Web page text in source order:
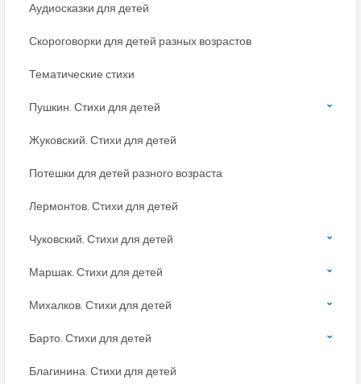
Аудиосказки для детей
Скороговорки для детей разных возрастов
Тематические стихи
Пушкин. Стихи для детей
Жуковский. Стихи для детей
Потешки для детей разного возраста
Лермонтов. Стихи для детей
Чуковский. Стихи для детей
Маршак. Стихи для детей
Михалков. Стихи для детей
Барто. Стихи для детей
Благинина. Стихи для детей